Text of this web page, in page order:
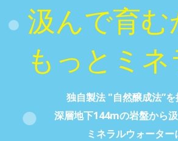
汲んで育む
も っ と ミ ネ
独自製法 "自然醸成法”を
深層地下144mの岩盤から
ミネラルウォーター